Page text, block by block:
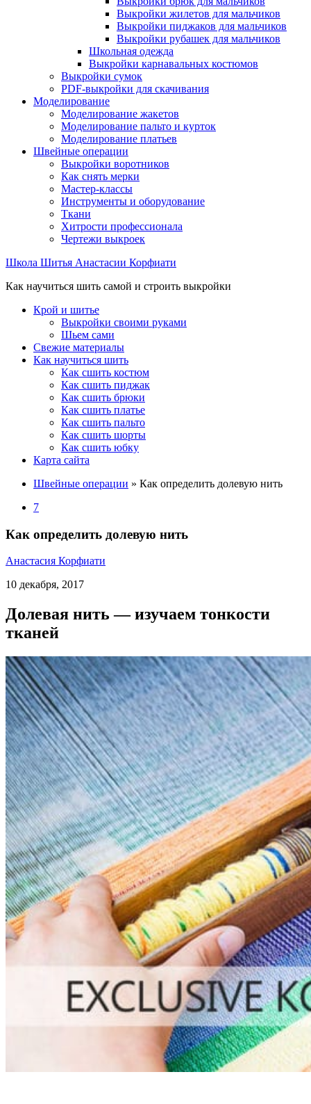
Выкройки жилетов для мальчиков
Выкройки пиджаков для мальчиков
Выкройки рубашек для мальчиков
Школьная одежда
Выкройки карнавальных костюмов
Выкройки сумок
PDF-выкройки для скачивания
Моделирование
Моделирование жакетов
Моделирование пальто и курток
Моделирование платьев
Швейные операции
Выкройки воротников
Как снять мерки
Мастер-классы
Инструменты и оборудование
Ткани
Хитрости профессионала
Чертежи выкроек
Школа Шитья Анастасии Корфиати
Как научиться шить самой и строить выкройки
Крой и шитье
Выкройки своими руками
Шьем сами
Свежие материалы
Как научиться шить
Как сшить костюм
Как сшить пиджак
Как сшить брюки
Как сшить платье
Как сшить пальто
Как сшить шорты
Как сшить юбку
Карта сайта
Швейные операции » Как определить долевую нить
7
Как определить долевую нить
Анастасия Корфиати
10 декабря, 2017
Долевая нить — изучаем тонкости
тканей